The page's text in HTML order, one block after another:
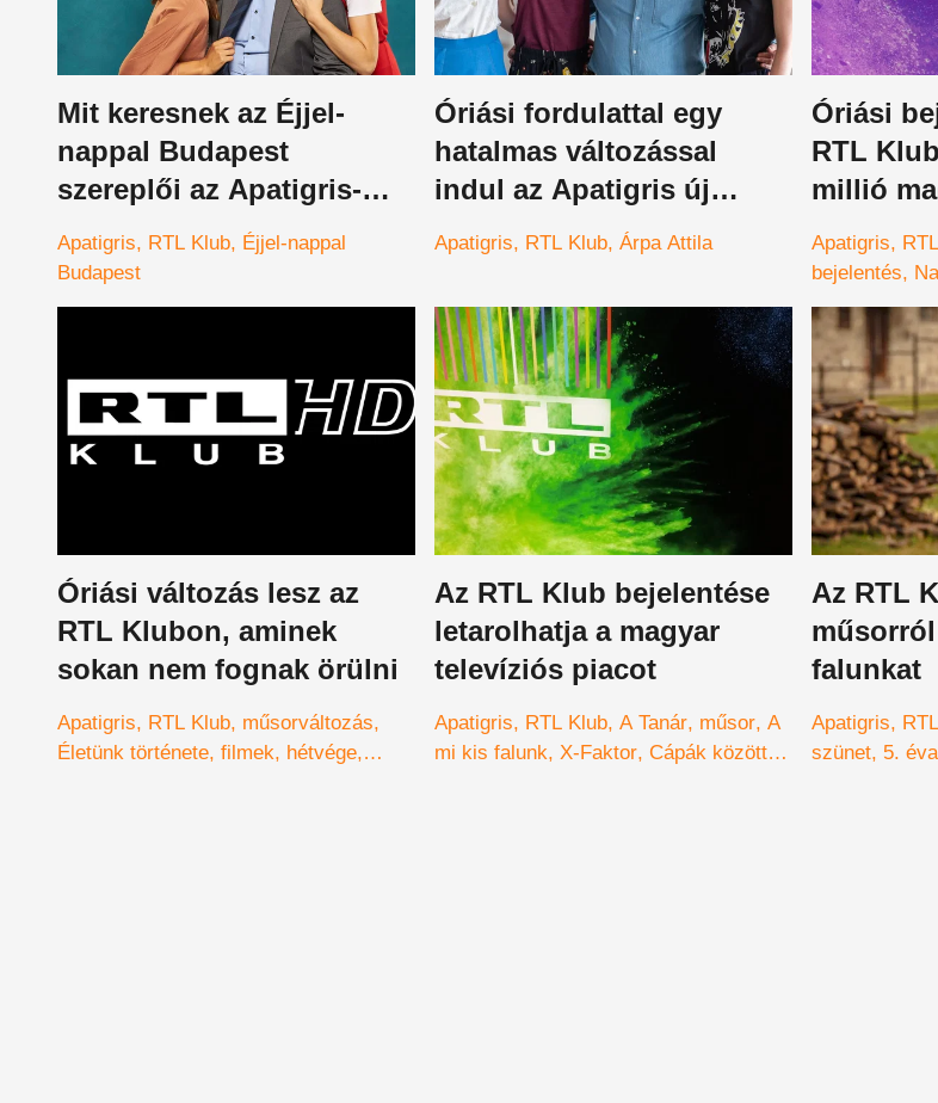
Mit keresnek az Éjjel-
nappal Budapest
szereplői az Apatigris-
ben?
Apatigris RTL Klub Éjjel-nappal
Budapest
Óriási fordulattal egy
hatalmas változással
indul az Apatigris új
évada
Apatigris RTL Klub Árpa Attila
Óriási
RTL
millió
Apatigris
bejelentés
műsorrend
Óriási változás lesz az
RTL Klubon, aminek
sokan nem fognak örülni
Apatigris RTL Klub műsorváltozás
Életünk története filmek
hétvége
Az RTL Klub bejelentése
letarolhatja a magyar
televíziós piacot
Apatigris RTL Klub A Tanár műsor A
mi kis falunk
X-Faktor Cápák között
Az RTL
falunkat
Apatigris
szünet 5.